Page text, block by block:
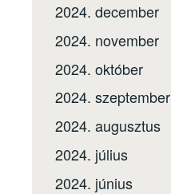
2024. december
2024. november
2024. október
2024. szeptember
2024. augusztus
2024. július
2024. június